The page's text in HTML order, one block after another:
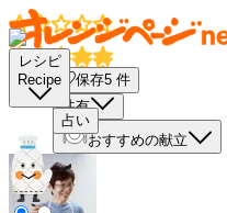
レシピ
Recipe
占い
保存5 件
共有
おすすめの献立